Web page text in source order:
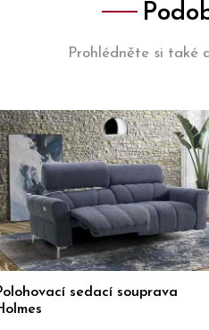
Prohlédněte si také
sedací souprava